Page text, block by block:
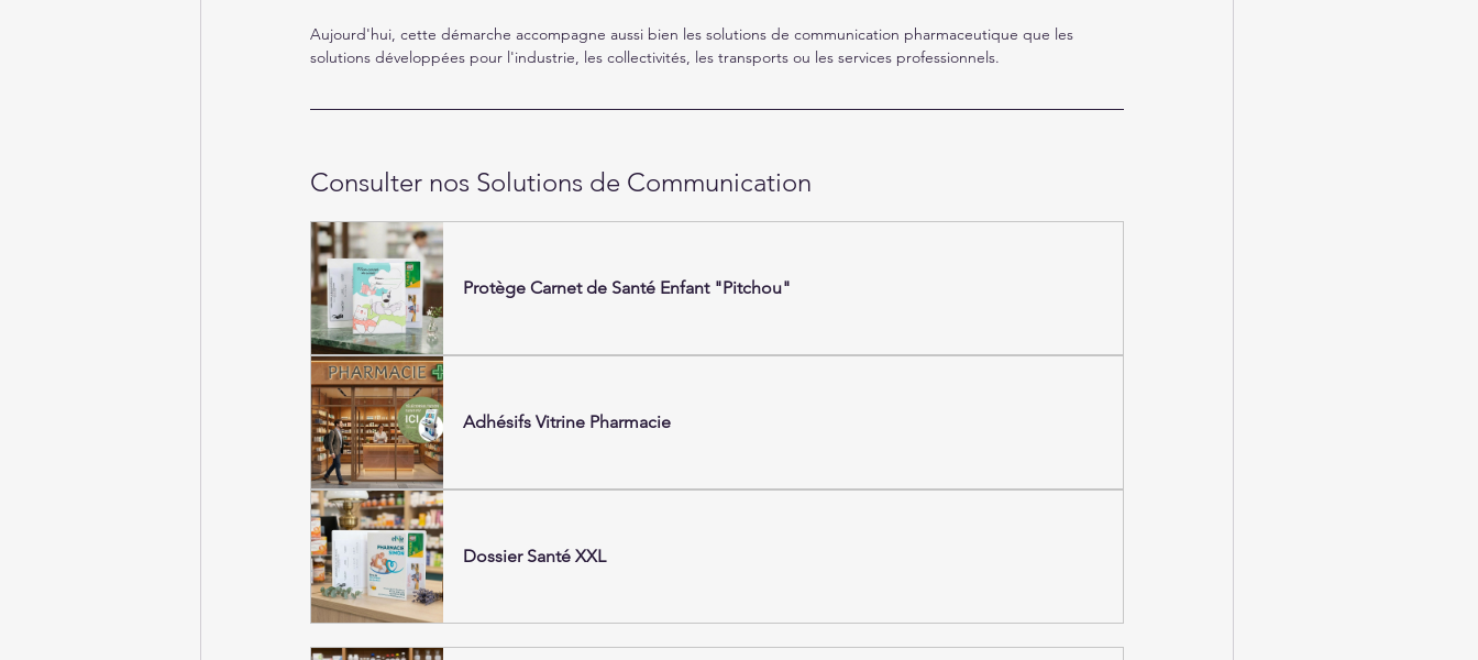
Aujourd'hui, cette démarche accompagne aussi bien les solutions de communication pharmaceutique que les
solutions développées pour l'industrie, les collectivités, les transports ou les services professionnels.
Consulter nos Solutions de Communication
Protège Carnet de Santé Enfant "Pitchou"
Adhésifs Vitrine Pharmacie
Dossier Santé XXL